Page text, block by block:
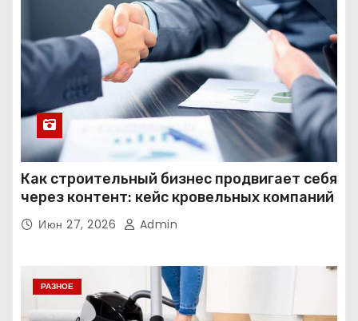
Как строительный бизнес продвигает себя
через контент: кейс кровельных компаний
Июн 27, 2026 Admin
РАЗНОЕ